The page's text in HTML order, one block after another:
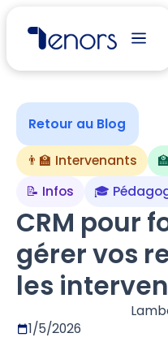
Retour au Blog
👨‍🏫 Intervenants
📝 Infos
🎓
CRM pour
gérer vos
les
1/5/2026